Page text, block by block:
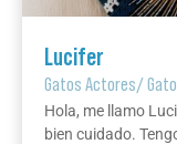
Lucifer
Gatos Actores/
Hola, me llamo
bien cuidado.